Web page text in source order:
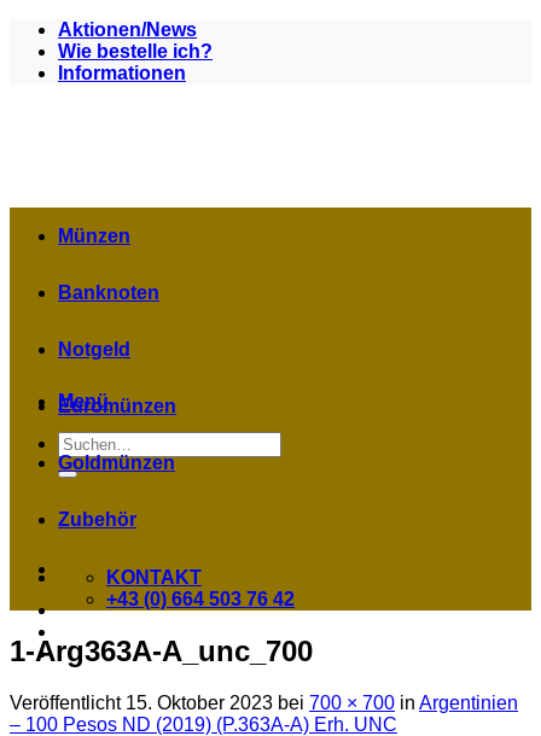
Zum
Inhalt
springen
Aktionen/News
Wie bestelle ich?
Informationen
Menü
Suchen
nach:
Münzen
Banknoten
Notgeld
Euromünzen
Goldmünzen
Zubehör
KONTAKT
+43 (0) 664 503 76 42
1-Arg363A-A_unc_700
Veröffentlicht 15. Oktober 2023 bei 700 × 700 in Argentinien
– 100 Pesos ND (2019) (P.363A-A) Erh. UNC